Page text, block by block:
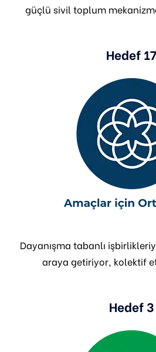
güçlü sivil toplum
Hedef 17
Dayanışma tabanlı
araya getiriyor, kolektif
Hedef 3